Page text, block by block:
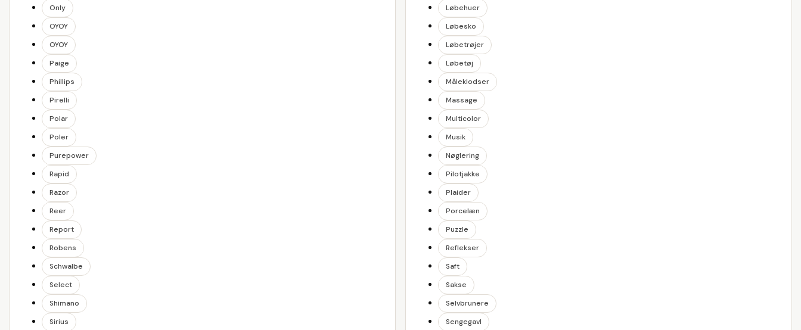
Only
OYOY
OYOY
Paige
Phillips
Pirelli
Polar
Poler
Purepower
Rapid
Razor
Reer
Report
Robens
Schwalbe
Select
Shimano
Sirius
Løbehuer
Løbesko
Løbetrøjer
Løbetøj
Måleklodser
Massage
Multicolor
Musik
Nøglering
Pilotjakke
Plaider
Porcelæn
Puzzle
Reflekser
Saft
Sakse
Selvbrunere
Sengegavl